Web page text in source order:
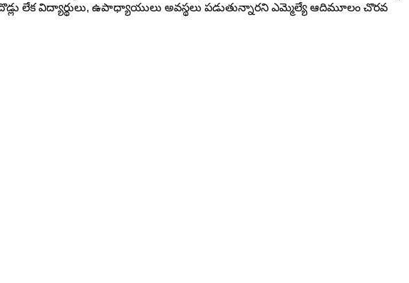
లేక విద్యార్థులు, ఉపాధ్యాయులు అవస్థలు పడుతున్నారని ఎమ్మెల్యే ఆదిమూలం చొరవ